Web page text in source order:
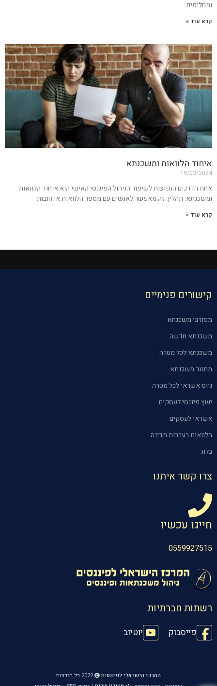
ומחליפים
קרא עוד »
איחוד הלוואות ומשכנתא
19/03/2024
אחת הדרכים הנפוצות לשיפור הניהול הפיננסי האישי היא איחוד הלוואות
ומשכנתא. תהליך זה מאפשר לאנשים עם מספר הלוואות או חובות
קרא עוד »
קישורים פנימיים
מסורבי משכנתא
משכנתא חדשה
משכנתא לכל מטרה
מחזור משכנתא
גיוס אשראי לכל מטרה
יעוץ פיננסי לעסקים
אשראי לעסקים
הלוואות בערבות מדינה
בלוג
צרו קשר איתנו
חייגו עכשיו
0559927515
רשתות חברתיות
פייסבוק יוטיוב
המרכז הישראלי לפיננסים
2022 כל הזכויות